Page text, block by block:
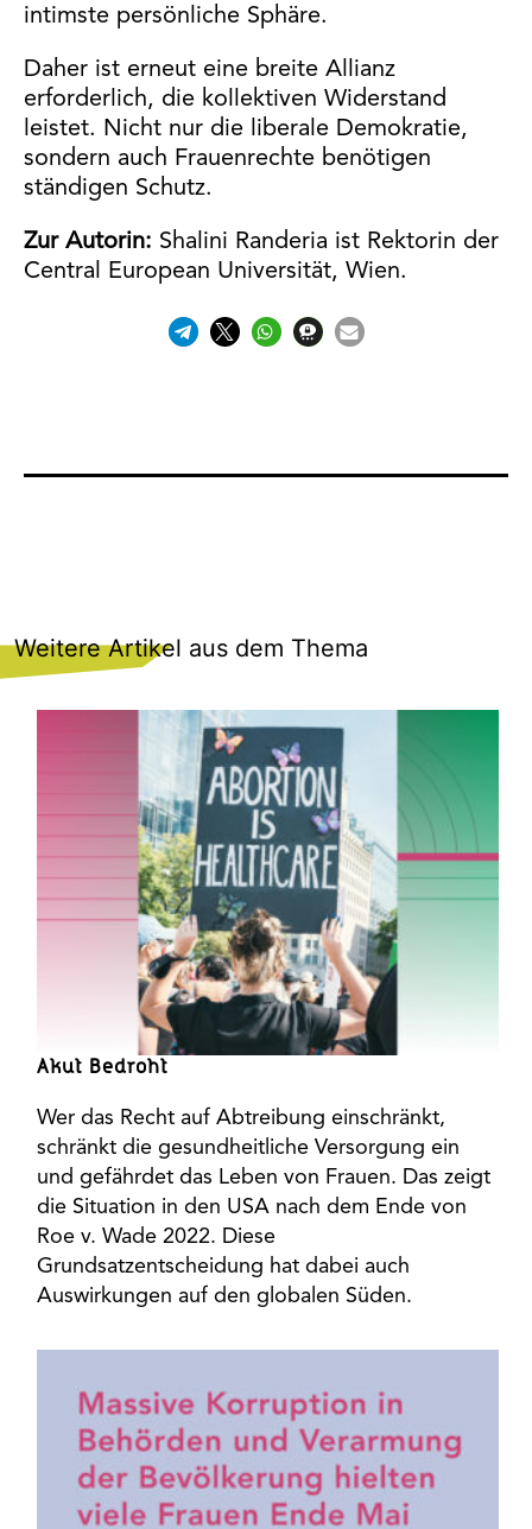
intimste persönliche Sphäre.
Daher ist erneut eine breite Allianz
erforderlich, die kollektiven Widerstand
leistet. Nicht nur die liberale Demokratie,
sondern auch Frauenrechte benötigen
ständigen Schutz.
Zur Autorin: Shalini Randeria ist Rektorin der
Central European Universität, Wien.
Weitere Artikel aus dem Thema
Akut Bedroht
Wer das Recht auf Abtreibung einschränkt,
schränkt die gesundheitliche Versorgung ein
und gefährdet das Leben von Frauen. Das zeigt
die Situation in den USA nach dem Ende von
Roe v. Wade 2022. Diese
Grundsatzentscheidung hat dabei auch
Auswirkungen auf den globalen Süden.